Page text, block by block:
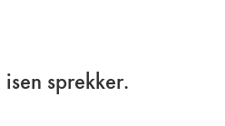
sprekker.